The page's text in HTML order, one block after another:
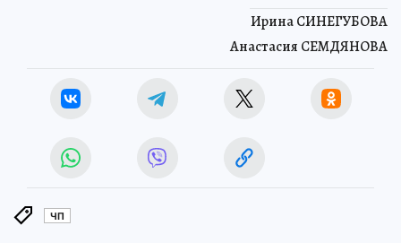
Ирина СИНЕГУБОВА
Анастасия СЕМДЯНОВА
ЧП